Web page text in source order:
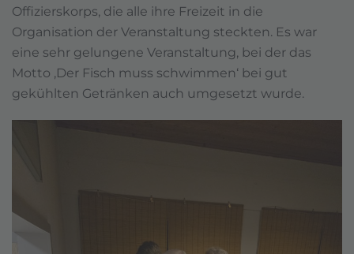
Offizierskorps, die alle ihre Freizeit in die
Organisation der Veranstaltung steckten. Es war
eine sehr gelungene Veranstaltung, bei der das
Motto ‚Der Fisch muss schwimmen‘ bei gut
gekühlten Getränken auch umgesetzt wurde.